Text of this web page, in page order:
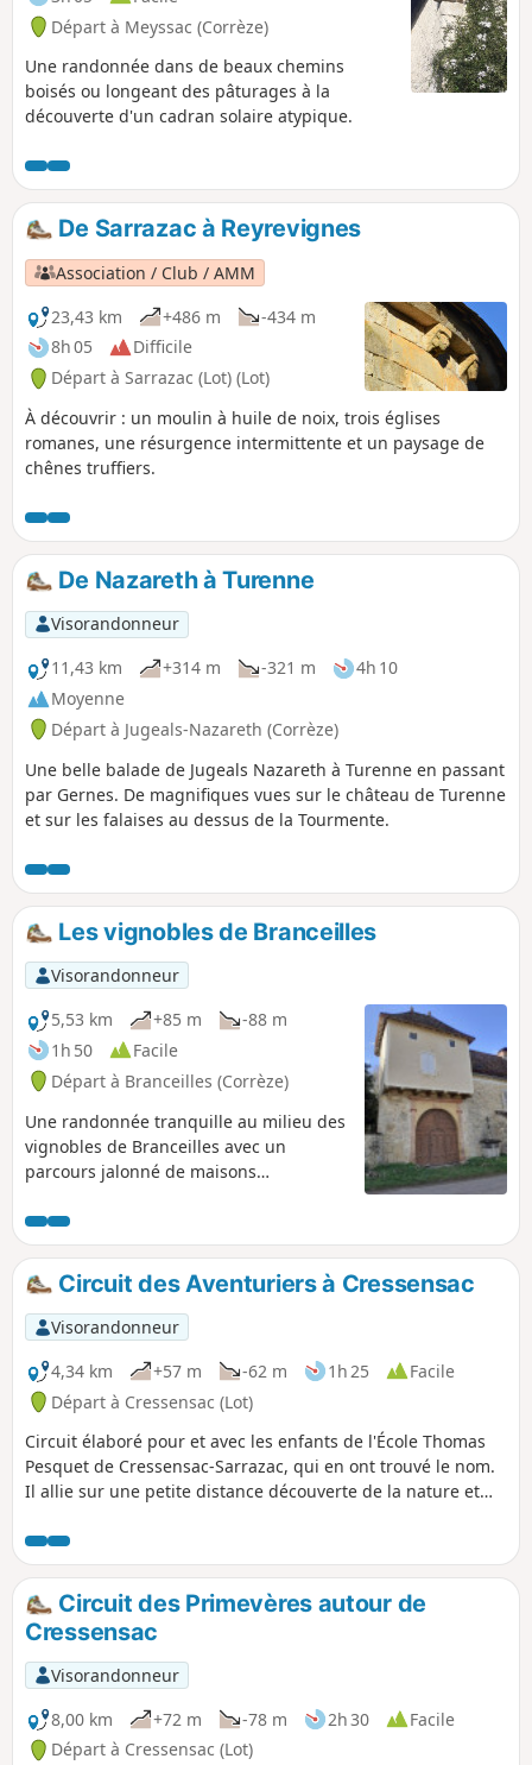
Départ à Meyssac (Corrèze)
Une randonnée dans de beaux chemins
boisés ou longeant des pâturages à la
découverte d'un cadran solaire atypique.
De Sarrazac à Reyrevignes
Association / Club / AMM
23,43 km
+486 m
-434 m
8h 05
Difficile
Départ à Sarrazac (Lot) (Lot)
À découvrir : un moulin à huile de noix, trois églises
romanes, une résurgence intermittente et un paysage de
chênes truffiers.
De Nazareth à Turenne
Visorandonneur
11,43 km
+314 m -321 m
4h 10
Moyenne
Départ à Jugeals-Nazareth (Corrèze)
Une belle balade de Jugeals Nazareth à Turenne en passant
par Gernes. De magnifiques vues sur le château de Turenne
et sur les falaises au dessus de la Tourmente.
Les vignobles de Branceilles
Visorandonneur
5,53 km
+85 m
-88 m
1h 50
Facile
Départ à Branceilles (Corrèze)
Une randonnée tranquille au milieu des
vignobles de Branceilles avec un
parcours jalonné de maisons
Circuit des Aventuriers à Cressensac
Visorandonneur
4,34 km
+57 m -62 m 1h 25
Facile
Départ à Cressensac (Lot)
Circuit élaboré pour et avec les enfants de l'École Thomas
Pesquet de Cressensac-Sarrazac, qui en ont trouvé le nom.
Il allie sur une petite distance découverte de la nature et
est accessible à tout public. Les principaux patrimoines,
lieux publics et commerces sont également visibles.
Circuit des Primevères autour de
Cressensac
Visorandonneur
8,00 km
+72 m -78 m 2h 30
Facile
Départ à Cressensac (Lot)